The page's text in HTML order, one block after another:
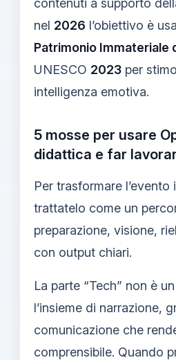
nel 2026 l’obiettivo è
Patrimonio Immateriale
UNESCO 2023 per
intelligenza emotiva.
5 mosse per usare
didattica e far
Per trasformare
trattatelo come un
preparazione, visione,
con output chiari.
La parte “Tech” non è
l’insieme di narrazione,
comunicazione che
comprensibile. Quando